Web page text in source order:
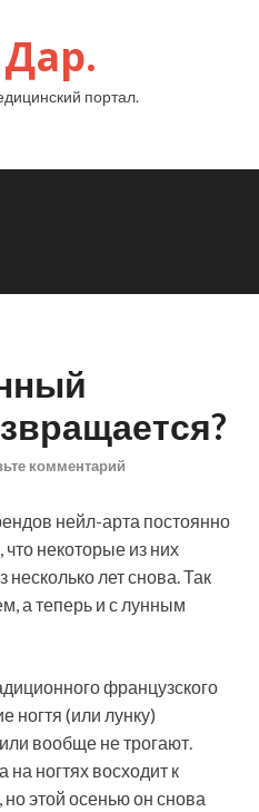
портал.
комментарий
нейл-арта постоянно
что некоторые из них
лет снова. Так
а теперь и с лунным
французского
ногтя (или лунку)
вообще не трогают.
ногтях восходит к
этой осенью он снова